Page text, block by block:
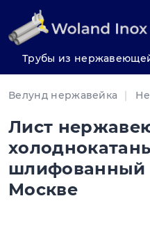
Трубы из
Велунд нержавейка
Лист
шлифованный
Москве